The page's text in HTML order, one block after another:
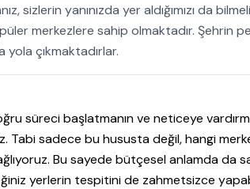
sizlerin yanınızda yer aldığımızı da
merkezlere sahip olmaktadır. Şehrin
çıkmaktadırlar.
süreci başlatmanın ve neticeye
sadece bu hususta değil, hangi
Bu sayede bütçesel anlamda da
yerlerin tespitini de zahmetsizce